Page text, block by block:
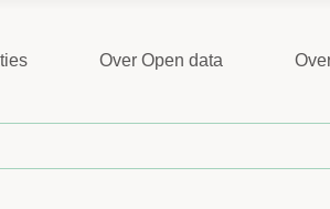
Over Open data